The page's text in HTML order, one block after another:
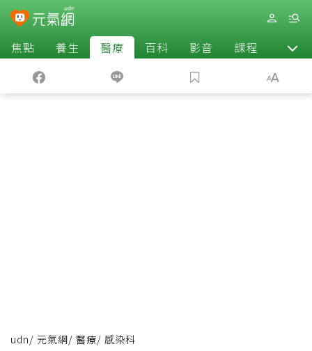
焦點 養生 醫療 百科 影音 課程 退休
udn/ 元氣網/ 醫療/ 感染科